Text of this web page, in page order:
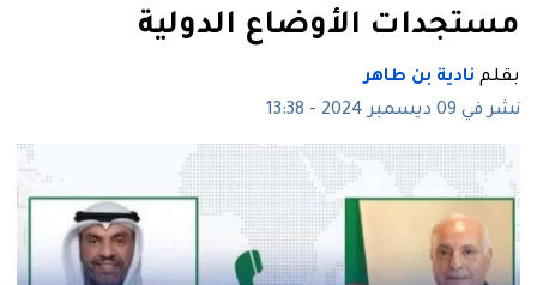
مستجدات الأوضاع الدولية
بقلم نادية بن طاهر
نشر في 09 ديسمبر 2024 - 13:38